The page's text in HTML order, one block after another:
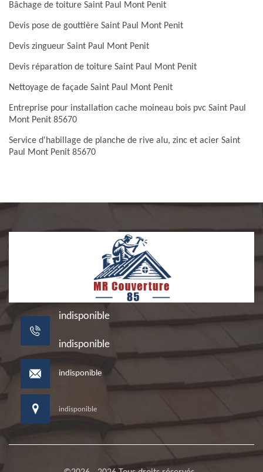
Bâchage de toiture Saint Paul Mont Penit
Devis pose de gouttière Saint Paul Mont Penit
Devis zingueur Saint Paul Mont Penit
Devis réparation de toiture Saint Paul Mont Penit
Nettoyage de façade Saint Paul Mont Penit
Entreprise pour installation cache moineau bois pvc Saint Paul
Mont Penit 85670
Service d'habillage de planche de rive alu, zinc et acier Saint
Paul Mont Penit 85670
indisponible
indisponible
indisponible
indisponible